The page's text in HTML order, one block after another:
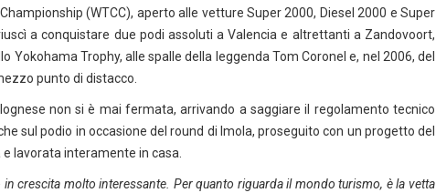
(WTCC), aperto alle vetture Super 2000, Diesel 2000 e Super
a conquistare due podi assoluti a Valencia e altrettanti a Zandovoort,
Yokohama Trophy, alle spalle della leggenda Tom Coronel e, nel 2006, del
punto di distacco.
non si è mai fermata, arrivando a saggiare il regolamento tecnico
sul podio in occasione del round di Imola, proseguito con un progetto del
lavorata interamente in casa.
in crescita molto interessante. Per quanto riguarda il mondo turismo, è la vetta